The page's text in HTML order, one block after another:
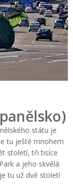
státu je
tu ještě mnohem
století, tři tisíce
a jeho skvělá
tu už dvě století